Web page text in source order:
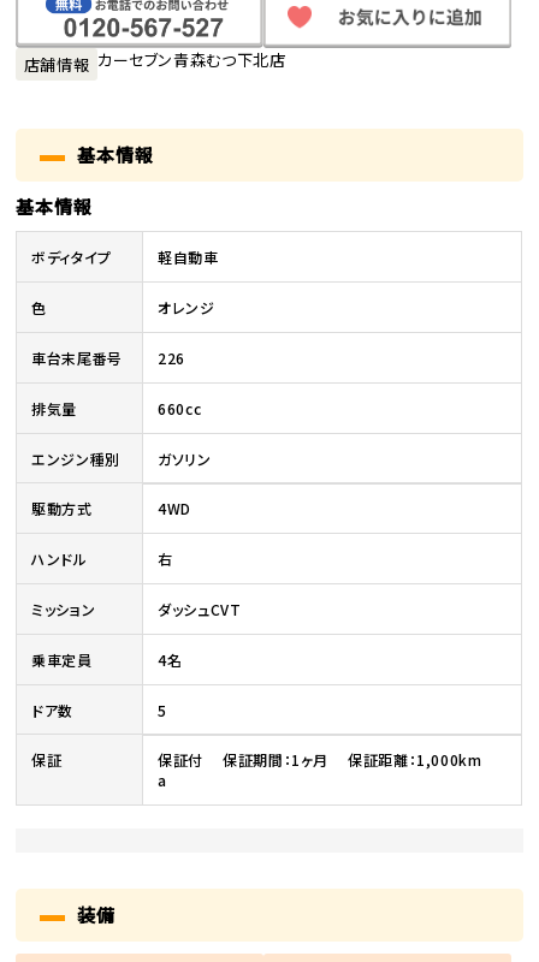
店舗情報 カーセブン青森むつ下北店
基本情報
基本情報
ボディタイプ 軽自動車
色 オレンジ
車台末尾番号 226
排気量 660cc
エンジン種別 ガソリン
駆動方式 4WD
ハンドル 右
ミッション ダッシュCVT
乗車定員 4名
ドア数 5
保証
保証付 保証期間：1ヶ月 保証距離：1,000km
a
装備